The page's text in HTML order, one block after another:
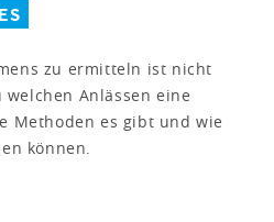
zu ermitteln ist nicht
Anlässen eine
Methoden es gibt und wie
können.